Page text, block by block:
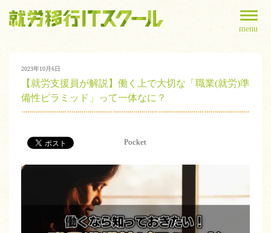
menu
2023年10月6日
【就労支援員が解説】働く上で大切な「職業(就労)準
備性ピラミッド」って一体なに？
Pocket